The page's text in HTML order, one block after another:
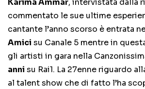
Karima Ammar, intervistata dalla
commentato le sue ultime
cantante l’anno scorso è entrata
Amici su Canale 5 mentre in
gli artisti in gara nella
anni su Rai1. La 27enne riguardo
al talent show che di fatto l’ha